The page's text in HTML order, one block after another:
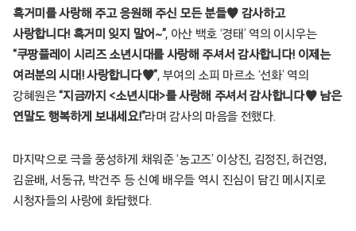
흑거미를 사랑해 주고 응원해 주신 모든 분들♥ 감사하고
사랑합니다! 흑거미 잊지 말어~”, 아산 백호 ‘경태’ 역의 이시우는
“쿠팡플레이 시리즈 소년시대를 사랑해 주셔서 감사합니다! 이제는
여러분의 시대! 사랑합니다♥”, 부여의 소피 마르소 ‘선화’ 역의
강혜원은“지금까지 <소년시대>를 사랑해 주셔서 감사합니다♥ 남은
연말도 행복하게 보내세요!”라며 감사의 마음을 전했다.
마지막으로 극을 풍성하게 채워준 ‘농고즈’ 이상진, 김정진, 허건영,
김윤배, 서동규, 박건주 등 신예 배우들 역시 진심이 담긴 메시지로
시청자들의 사랑에 화답했다.